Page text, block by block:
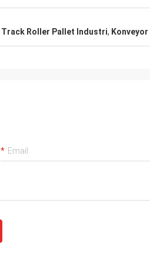
Track Roller Pallet Industri,